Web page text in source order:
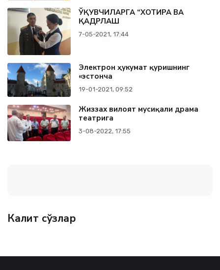
ЎҚУВЧИЛАРГА “ХОТИРА ВА
ҚАДРЛАШ
7-05-2021, 17:44
Электрон ҳукумат қуришнинг
«эстонча
19-01-2021, 09:52
Жиззах вилоят мусиқали драма
театрига
3-08-2022, 17:55
Калит сўзлар